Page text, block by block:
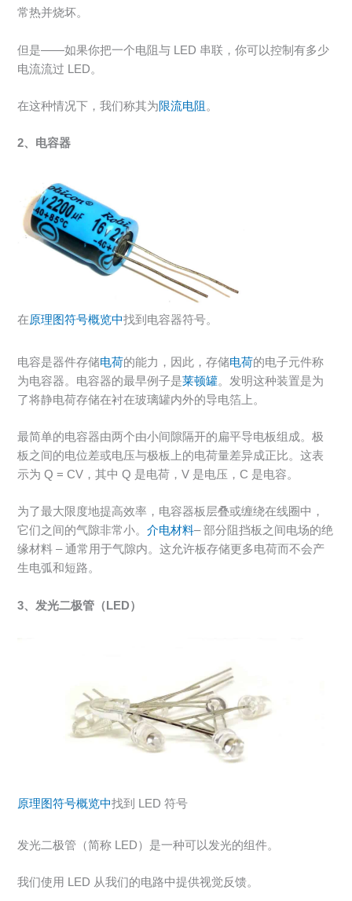
常热并烧坏。
但是——如果你把一个电阻与 LED 串联，你可以控制有多少
电流流过 LED。
在这种情况下，我们称其为限流电阻 。
2、电容器
在原理图符号概览中找到电容器符号。
电容是器件存储电荷的能力，因此，存储电荷的电子元件称
为电容器。电容器的最早例子是莱顿罐。发明这种装置是为
了将静电荷存储在衬在玻璃罐内外的导电箔上。
最简单的电容器由两个由小间隙隔开的扁平导电板组成。极
板之间的电位差或电压与极板上的电荷量差异成正比。这表
示为 Q = CV，其中 Q 是电荷，V 是电压，C 是电容。
为了最大限度地提高效率，电容器板层叠或缠绕在线圈中，
它们之间的气隙非常小。介电材料– 部分阻挡板之间电场的绝
缘材料 – 通常用于气隙内。这允许板存储更多电荷而不会产
生电弧和短路。
3、发光二极管（LED）
原理图符号概览中找到 LED 符号
发光二极管（简称 LED）是一种可以发光的组件。
我们使用 LED 从我们的电路中提供视觉反馈。